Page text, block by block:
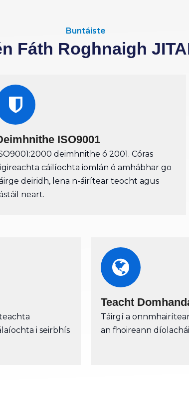
Buntáiste
Fáth Roghnaigh
ISO9001
deimhnithe ó 2001. Córas
cáilíochta iomlán ó amhábhar go
deiridh, lena n-áirítear teocht agus
neart.
i seirbhís
Teacht
Táirgí a
an fhoireann